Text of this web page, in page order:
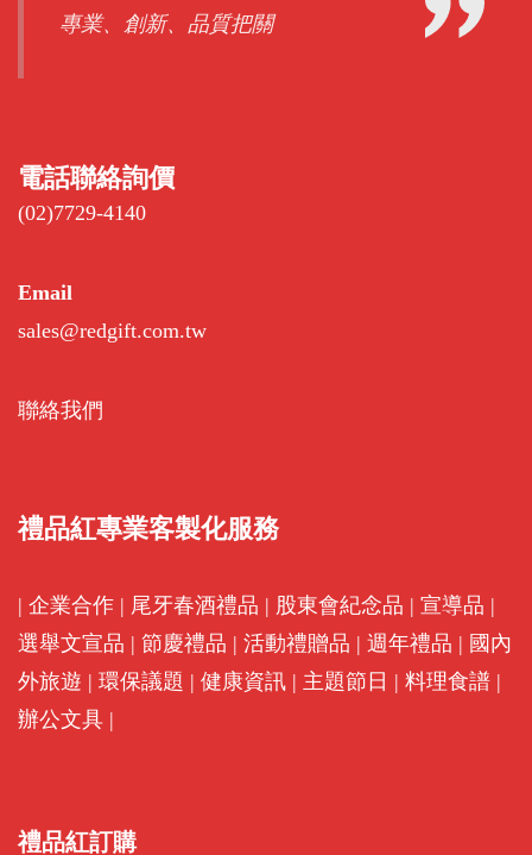
專業、創新、品質把關
電話聯絡詢價
(02)7729-4140
Email
sales@redgift.com.tw
聯絡我們
禮品紅專業客製化服務
| 企業合作 | 尾牙春酒禮品 | 股東會紀念品 | 宣導品 |
選舉文宣品 | 節慶禮品 | 活動禮贈品 | 週年禮品 | 國內
外旅遊 | 環保議題 | 健康資訊 | 主題節日 | 料理食譜 |
辦公文具 |
禮品紅訂購